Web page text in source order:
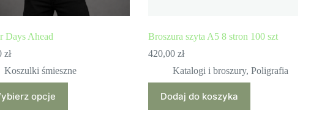
Days Ahead
zł
Koszulki śmieszne
opcje
Broszura szyta A5 8 stron 100 szt
420,00 zł
Katalogi i broszury, Poligrafia
Dodaj do koszyka